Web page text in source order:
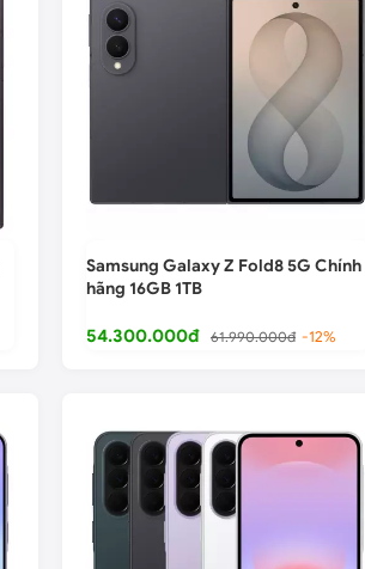
Samsung Galaxy Z Fold8 5G Chính
hãng 16GB 1TB
54.300.000đ 61.990.000đ -12%